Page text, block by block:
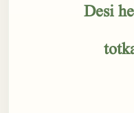
Desi